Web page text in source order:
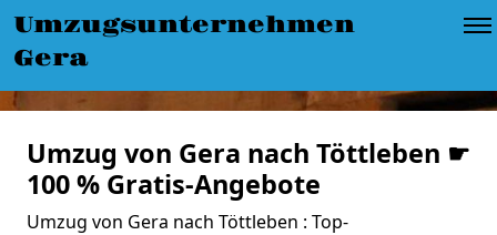
Umzugsunternehmen
Gera
Umzug von Gera nach Töttleben ☛
100 % Gratis-Angebote
Umzug von Gera nach Töttleben : Top-